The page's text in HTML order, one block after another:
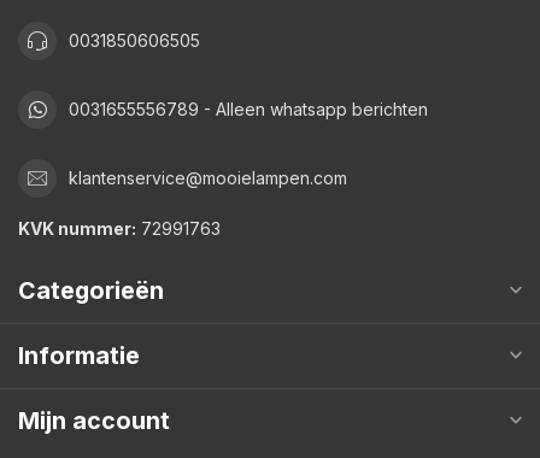
0031850606505
0031655556789 - Alleen whatsapp berichten
klantenservice@mooielampen.com
KVK nummer: 72991763
Categorieën
Informatie
Mijn account